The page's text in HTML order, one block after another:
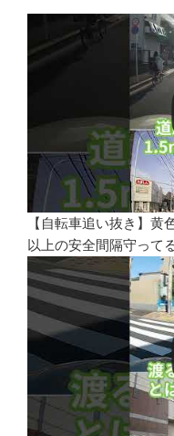
【自転車追い抜き】黄
以上の安全間隔守って